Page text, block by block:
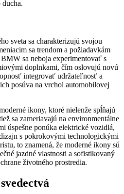
ducha.
sveta sa charakterizujú svojou
sa trendom a požiadavkám
sa neboja experimentovať s
doplnkami, čím oslovujú novú
integrovať udržateľnosť a
posúva na vrchol automobilovej
ikony, ktoré nielenže spĺňajú
sa zameriavajú na environmentálne
úspešne ponúka elektrické vozidlá,
s pokrokovými technologickými
to znamená, že moderné ikony sú
jazdné vlastnosti a sofistikovaný
životného prostredia.